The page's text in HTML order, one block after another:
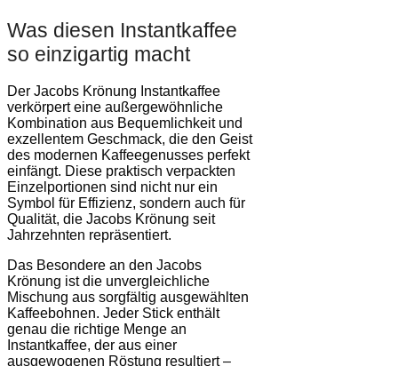
Was diesen Instantkaffee
so einzigartig macht
Der Jacobs Krönung Instantkaffee
verkörpert eine außergewöhnliche
Kombination aus Bequemlichkeit und
exzellentem Geschmack, die den Geist
des modernen Kaffeegenusses perfekt
einfängt. Diese praktisch verpackten
Einzelportionen sind nicht nur ein
Symbol für Effizienz, sondern auch für
Qualität, die Jacobs Krönung seit
Jahrzehnten repräsentiert.
Das Besondere an den Jacobs
Krönung ist die unvergleichliche
Mischung aus sorgfältig ausgewählten
Kaffeebohnen. Jeder Stick enthält
genau die richtige Menge an
Instantkaffee, der aus einer
ausgewogenen Röstung resultiert –